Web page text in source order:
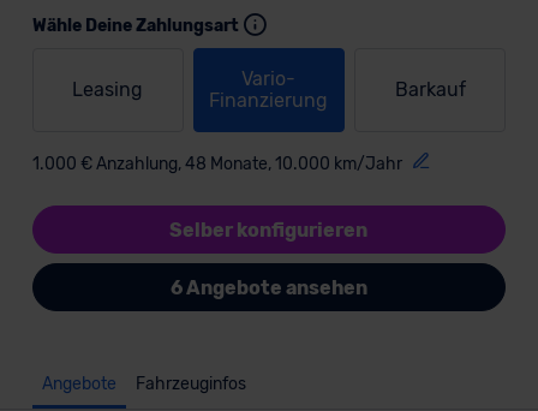
Wähle Deine Zahlungsart
Leasing
Vario-
Finanzierung
Barkauf
1.000 € Anzahlung, 48 Monate, 10.000 km/Jahr
Selber konfigurieren
6 Angebote ansehen
Angebote Fahrzeuginfos